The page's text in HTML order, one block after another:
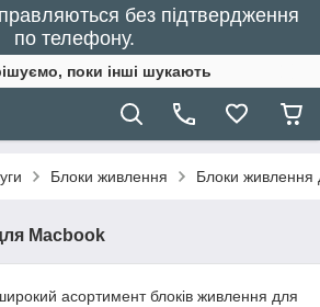
без підтвердження
по телефону.
поки інші шукають
Блоки живлення Блоки живлення
Macbook
асортимент блоків живлення для